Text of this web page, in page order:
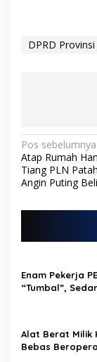
DPRD Provinsi
N
a
v
i
a
s
i
o
s
Pos sebelumnya
Atap Rumah
Tiang PLN
Angin Puting
Enam Pekerja
“Tumbal”,
Alat Berat Milik
Bebas